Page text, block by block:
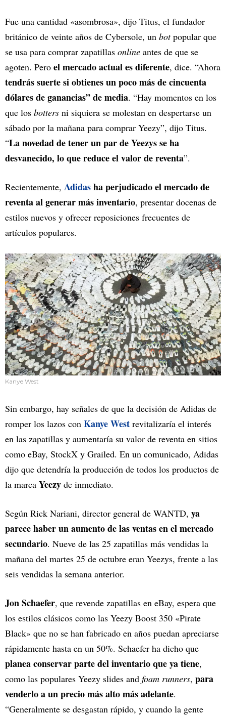
Fue una cantidad «asombrosa», dijo Titus, el fundador
británico de veinte años de Cybersole, un botpopular que
se usa para comprar zapatillas online antes de que se
agoten. Pero el mercado actual es diferente, dice. “Ahora
tendrás suerte si obtienes un poco más de cincuenta
dólares de ganancias” de media. “Hay momentos en los
que los botters ni siquiera se molestan en despertarse un
sábado por la mañana para comprar Yeezy”, dijo Titus.
“La novedad de tener un par de Yeezys se ha
desvanecido, lo que reduce el valor de reventa”.
Recientemente, Adidasha perjudicado el mercado de
reventa al generar más inventario, presentar docenas de
estilos nuevos y ofrecer reposiciones frecuentes de
artículos populares.
Kanye West
Sin embargo, hay señales de que la decisión de Adidas de
romper los lazos con Kanye West revitalizaría el interés
en las zapatillas y aumentaría su valor de reventa en sitios
como eBay, StockX y Grailed. En un comunicado, Adidas
dijo que detendría la producción de todos los productos de
la marca Yeezy de inmediato.
Según Rick Nariani, director general de WANTD, ya
parece haber un aumento de las ventas en el mercado
secundario. Nueve de las 25 zapatillas más vendidas la
mañana del martes 25 de octubre eran Yeezys, frente a las
seis vendidas la semana anterior.
Jon Schaefer, que revende zapatillas en eBay, espera que
los estilos clásicos como las Yeezy Boost 350 «Pirate
Black» que no se han fabricado en años puedan apreciarse
rápidamente hasta en un 50%. Schaefer ha dicho que
planea conservar parte del inventario que ya tiene,
como las populares Yeezy slides and foam runners, para
venderlo a un precio más alto más adelante.
“Generalmente se desgastan rápido, y cuando la gente